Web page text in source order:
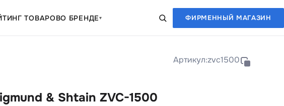
ТОВАРОВО БРЕНДЕ▾ ФИРМЕННЫЙ МАГАЗИН
Артикул:zvc1500
& Shtain ZVC-1500